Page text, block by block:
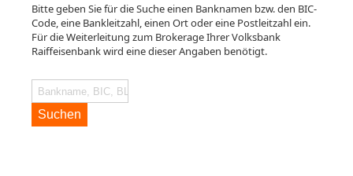
Bitte geben Sie für die Suche einen Banknamen bzw. den BIC-
Code, eine Bankleitzahl, einen Ort oder eine Postleitzahl ein.
Für die Weiterleitung zum Brokerage Ihrer Volksbank
Raiffeisenbank wird eine dieser Angaben benötigt.
Suchen